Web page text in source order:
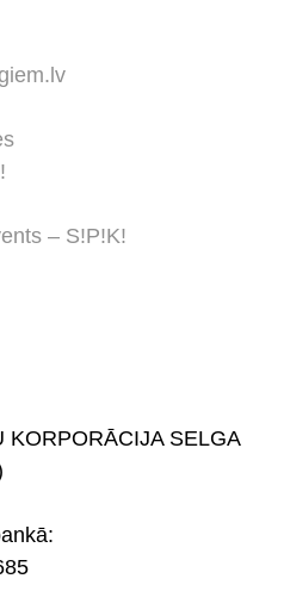
– S!P!K!
KORPORĀCIJA SELGA